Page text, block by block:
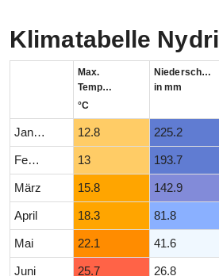
Klimatabelle Nydri
Max.
Temperatur
°C
Niederschlag
in mm
Januar 12.8 225.2
Februar 13 193.7
März 15.8 142.9
April 18.3 81.8
Mai 22.1 41.6
Juni 25.7 26.8